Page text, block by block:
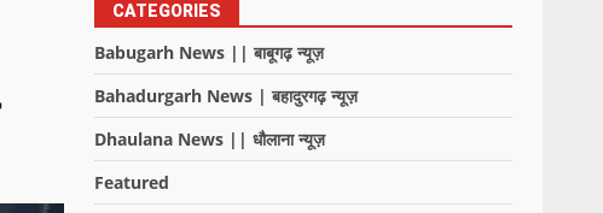
CATEGORIES
Babugarh News || बाबूगढ़ न्यूज़
Bahadurgarh News | बहादुरगढ़ न्यूज़
Dhaulana News || धौलाना न्यूज़
Featured